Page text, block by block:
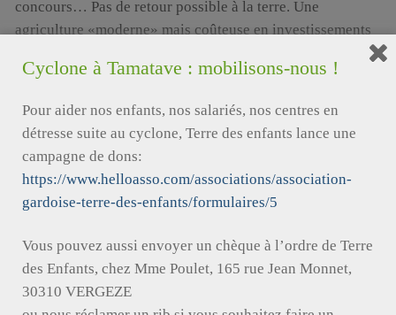
concours… Pas de retour possible à la terre. Une
agriculture «moderne» mais coûteuse en investissements
(volailles hors sol, irrigation, machinisme…) ambitieuse :
BEP, bac pro. Il y aura peut-être un marché du travail si de
hypothétique. Bilan : au mieux pour les anciens élèves
cela constitue un complément de revenus.
Visite à la MFR de Yako : une structure plus légère, créée
avec l’aide des MFR françaises et l’AFDI. Si nous
adhérions on nous offre de former nos moniteurs. Mais le
cadre impose une implication importante des
communautés villageoises, des parents d’élèves, et peu de
temps de formation : 4 jours/mois, compensé par un suivi
dans le cadre des villages. Ce n’est pas ce que nous
Cyclone à Tamatave : mobilisons-nous !
Pour aider nos enfants, nos salariés, nos centres en
détresse suite au cyclone, Terre des enfants lance une
campagne de dons:
https://www.helloasso.com/associations/association-
gardoise-terre-des-enfants/formulaires/5
Vous pouvez aussi envoyer un chèque à l’ordre de Terre
des Enfants, chez Mme Poulet, 165 rue Jean Monnet,
30310 VERGEZE